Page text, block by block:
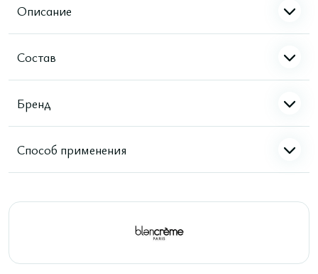
Описание
Состав
Бренд
Способ применения